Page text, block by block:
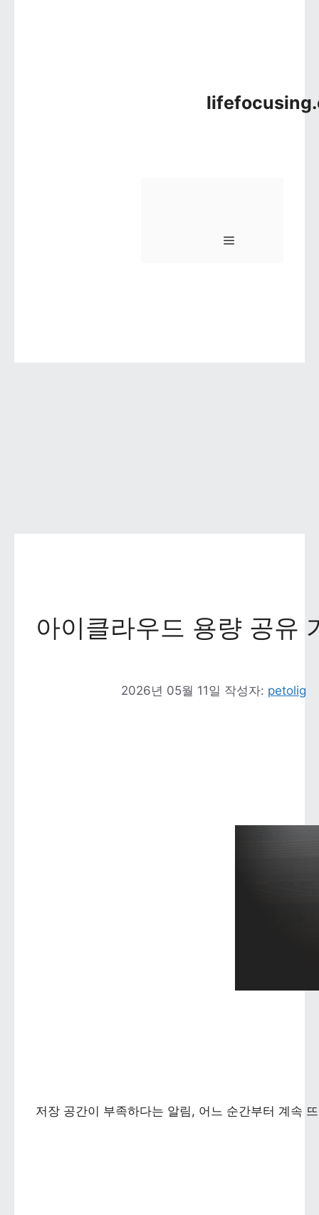
메뉴
아이클라우드 용량 공유
2026년 05월 11일 작성자: petolig
저장 공간이 부족하다는 알림, 어느 순간부터 계속